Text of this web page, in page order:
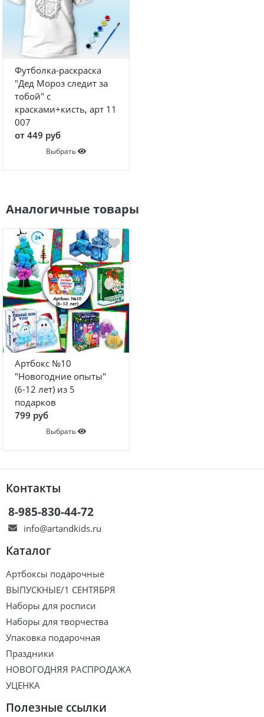
Футболка-раскраска
"Дед Мороз следит за
тобой" с
красками+кисть, арт 11
007
от 449 руб
Выбрать
Аналогичные товары
Артбокс №10
"Новогодние опыты"
(6-12 лет) из 5
подарков
799 руб
Выбрать
Контакты
8-985-830-44-72
info@artandkids.ru
Каталог
Артбоксы подарочные
ВЫПУСКНЫЕ/1 СЕНТЯБРЯ
Наборы для росписи
Наборы для творчества
Упаковка подарочная
Праздники
НОВОГОДНЯЯ РАСПРОДАЖА
УЦЕНКА
Полезные ссылки